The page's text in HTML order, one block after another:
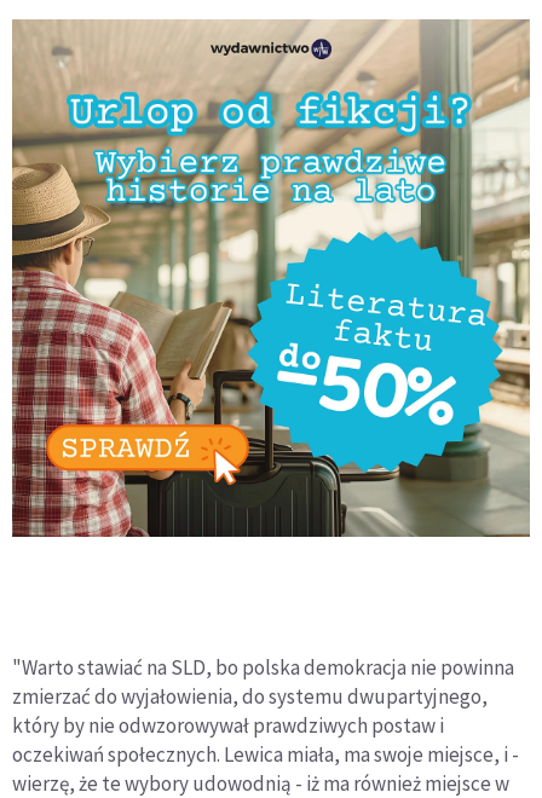
"Warto stawiać na SLD, bo polska demokracja nie powinna
zmierzać do wyjałowienia, do systemu dwupartyjnego,
który by nie odwzorowywał prawdziwych postaw i
oczekiwań społecznych. Lewica miała, ma swoje miejsce, i -
wierzę, że te wybory udowodnią - iż ma również miejsce w